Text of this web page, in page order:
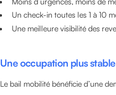
Un check-in toutes les 1 à 10
Une meilleure visibilité des
Une occupation plus stable
Le bail mobilité bénéficie d’une